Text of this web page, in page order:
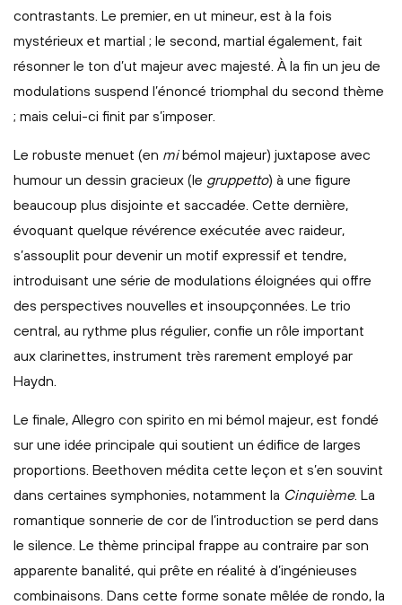
contrastants. Le premier, en ut mineur, est à la fois
mystérieux et martial ; le second, martial également, fait
résonner le ton d’ut majeur avec majesté. À la fin un jeu de
modulations suspend l’énoncé triomphal du second thème
; mais celui-ci finit par s’imposer.
Le robuste menuet (en mibémol majeur) juxtapose avec
humour un dessin gracieux (le gruppetto) à une figure
beaucoup plus disjointe et saccadée. Cette dernière,
évoquant quelque révérence exécutée avec raideur,
s’assouplit pour devenir un motif expressif et tendre,
introduisant une série de modulations éloignées qui offre
des perspectives nouvelles et insoupçonnées. Le trio
central, au rythme plus régulier, confie un rôle important
aux clarinettes, instrument très rarement employé par
Haydn.
Le finale, Allegro con spirito en mi bémol majeur, est fondé
sur une idée principale qui soutient un édifice de larges
proportions. Beethoven médita cette leçon et s’en souvint
dans certaines symphonies, notamment la Cinquième. La
romantique sonnerie de cor de l’introduction se perd dans
le silence. Le thème principal frappe au contraire par son
apparente banalité, qui prête en réalité à d’ingénieuses
combinaisons. Dans cette forme sonate mêlée de rondo, la